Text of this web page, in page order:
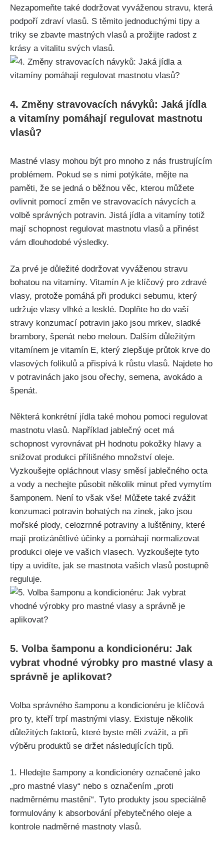
Nezapomeňte také ‍dodržovat vyváženou‍ stravu,‍ která
podpoří‍ zdraví vlasů. S těmito jednoduchými tipy ‍a
triky​ se​ zbavte ‌mastných ​vlasů ‍a prožijte radost​ z
krásy a vitalitu svých vlasů.
4. Změny stravovacích návyků: Jaká jídla
‍a vitamíny pomáhají regulovat mastnotu
vlasů?
Mastné vlasy mohou být pro ⁤mnoho z nás frustrujícím
problémem. Pokud se s nimi potýkáte, mějte na
paměti, že⁤ se jedná ⁢o ​běžnou věc,⁢ kterou můžete
ovlivnit pomocí změn ve stravovacích‍ návycích ⁣a
volbě správných potravin. Jistá jídla a vitamíny totiž
mají schopnost regulovat mastnotu vlasů ⁤a přinést⁣
vám dlouhodobé⁢ výsledky.
Za prvé je důležité ⁢dodržovat vyváženou⁣ stravu
bohatou na vitamíny. Vitamín A je klíčový pro⁤ zdravé
‍vlasy, protože pomáhá při produkci ⁢sebumu, který
udržuje vlasy vlhké ‌a lesklé.‍ Doplňte ​ho do vaší
stravy konzumací⁣ potravin ⁢jako jsou mrkev, ‍sladké
brambory,⁣ špenát nebo meloun.‌ Dalším⁢ důležitým⁣
vitamínem je vitamín E, který zlepšuje průtok krve do
vlasových folikulů a přispívá k růstu vlasů. Najdete ho
v potravinách jako jsou ořechy, semena, avokádo ⁢a
špenát.
Některá konkrétní jídla také⁤ mohou pomoci regulovat
mastnotu vlasů. Například ⁢jablečný ocet má
⁢schopnost‌ vyrovnávat pH⁣ hodnotu pokožky hlavy⁣ a
snižovat produkci přílišného ⁤množství oleje.
‍Vyzkoušejte opláchnout vlasy ⁣směsí ‍jablečného ⁢octa
a vody⁢ a nechejte působit několik minut⁤ před vymytím
šamponem.⁢ Není to‌ však vše! Můžete také zvážit
konzumaci potravin bohatých na‍ zinek, ​jako jsou
‍mořské plody, celozrnné potraviny a​ luštěniny, ‌které
mají ​protizánětlivé účinky a pomáhají normalizovat
produkci‍ oleje ve vašich ⁤vlasech. ​Vyzkoušejte tyto
tipy ⁤a uvidíte, jak se mastnota vašich ⁣vlasů‌ postupně
reguluje.
5. Volba šamponu a kondicionéru: Jak
vybrat vhodné výrobky pro mastné vlasy⁤ a
správně je aplikovat?
Volba správného šamponu ⁣a kondicionéru je ​klíčová
pro ‍ty, kteří trpí mastnými vlasy. Existuje ​několik
důležitých faktorů, ⁣které byste měli ⁣zvážit, a při
výběru produktů ​se držet následujících tipů.
1. Hledejte šampony⁣ a ​kondicionéry ⁣označené jako
„pro ⁣mastné⁣ vlasy“ nebo s​ označením „proti
nadměrnému‍ mastění“. Tyto produkty ‌jsou speciálně
formulovány k​ absorbování přebytečného oleje a
kontrole nadměrné ​mastnoty‌ vlasů.